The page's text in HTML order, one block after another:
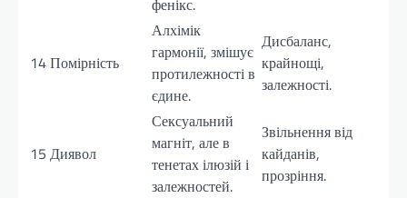
фенікс.
14Помірність
Алхімік
гармонії, змішує
протилежності в
єдине.
Дисбаланс,
крайнощі,
залежності.
15 Диявол
Сексуальний
магніт, але в
тенетах ілюзій і
залежностей.
Звільнення від
кайданів,
прозріння.